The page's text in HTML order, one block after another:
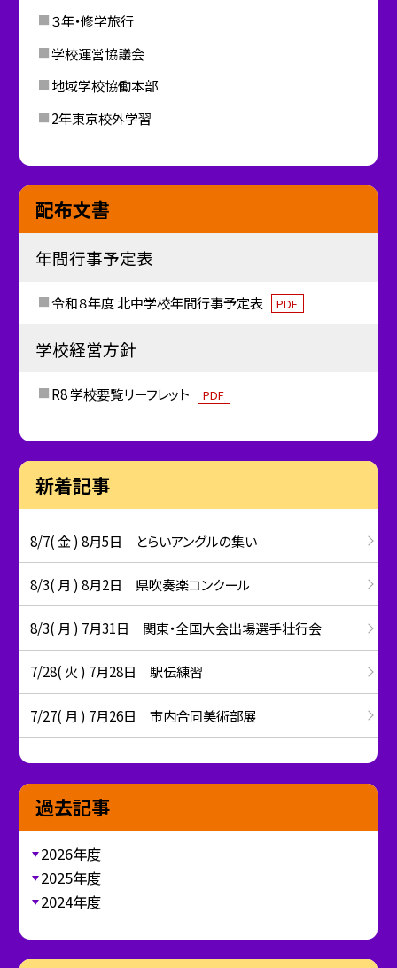
３年・修学旅行
学校運営協議会
地域学校協働本部
2年東京校外学習
配布文書
年間行事予定表
令和８年度 北中学校年間行事予定表 PDF
学校経営方針
R8 学校要覧リーフレット PDF
新着記事
8/7( 金 ) 8月5日 とらいアングルの集い
8/3( 月 ) 8月2日 県吹奏楽コンクール
8/3( 月 ) 7月31日 関東・全国大会出場選手壮行会
7/28( 火 ) 7月28日 駅伝練習
7/27( 月 ) 7月26日 市内合同美術部展
過去記事
2026年度
2025年度
2024年度